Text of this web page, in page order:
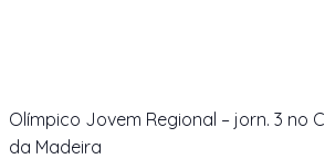
Olímpico Jovem Regional – jorn. 3 no
da Madeira